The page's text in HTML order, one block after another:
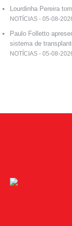
Lourdinha Pereira
NOTÍCIAS - 05-08-
Paulo Folletto
sistema de
NOTÍCIAS - 05-08-